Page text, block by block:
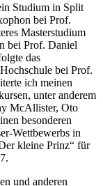
Studium in Split
bei Prof.
Masterstudium
bei Prof. Daniel
das
bei Prof.
ich meinen
unter anderem
McAllister, Oto
besonderen
Wettbewerbs in
kleine Prinz“ für
und anderen